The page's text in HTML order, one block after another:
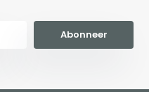
Abonneer